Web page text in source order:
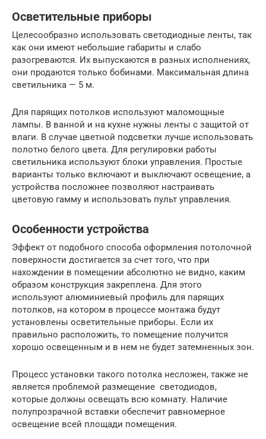
Осветительные приборы
Целесообразно использовать светодиодные ленты, так
как они имеют небольшие габариты и слабо
разогреваются. Их выпускаются в разных исполнениях,
они продаются только бобинами. Максимальная длина
светильника — 5 м.
Для парящих потолков используют маломощные
лампы. В ванной и на кухне нужны ленты с защитой от
влаги. В случае цветной подсветки лучше использовать
полотно белого цвета. Для регулировки работы
светильника используют блоки управления. Простые
варианты только включают и выключают освещение, а
устройства посложнее позволяют настраивать
цветовую гамму и использовать пульт управления.
Особенности устройства
Эффект от подобного способа оформления потолочной
поверхности достигается за счет того, что при
нахождении в помещении абсолютно не видно, каким
образом конструкция закреплена. Для этого
используют алюминиевый профиль для парящих
потолков, на котором в процессе монтажа будут
установлены осветительные приборы. Если их
правильно расположить, то помещение получится
хорошо освещенным и в нем не будет затемненных зон.
Процесс установки такого потолка несложен, также не
является проблемой размещение светодиодов,
которые должны освещать всю комнату. Наличие
полупрозрачной вставки обеспечит равномерное
освещение всей площади помещения.